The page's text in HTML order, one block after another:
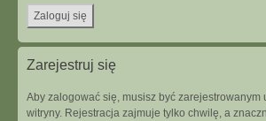
Zarejestruj się
Aby zalogować się, musisz być zarejestrowanym
witryny. Rejestracja zajmuje tylko chwilę, a